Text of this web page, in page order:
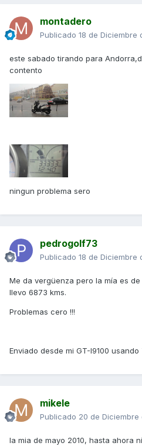
montadero
Publicado 18 de Diciembre
este sabado tirando para
contento
ningun problema sero
pedrogolf73
Publicado 18 de Diciembre
Me da vergüenza pero la mía es
llevo 6873 kms.
Problemas cero !!!
Enviado desde mi GT-I9100 usando
mikele
Publicado 20 de Diciembre
la mia de mayo 2010, hasta ahora